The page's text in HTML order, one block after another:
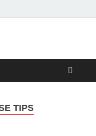
perfekte
TIPS